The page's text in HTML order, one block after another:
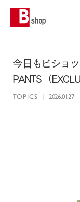
今日もビショ
PANTS（
TOPICS | 2026.01.27